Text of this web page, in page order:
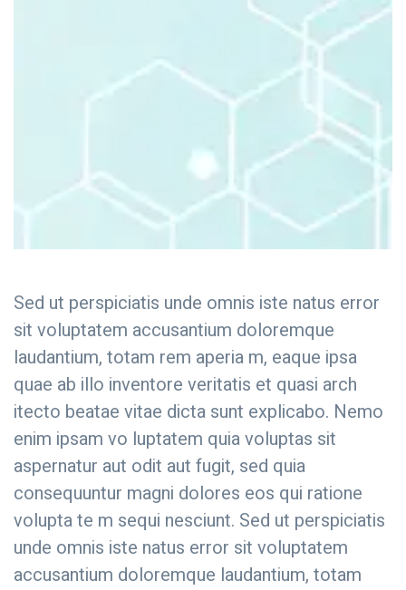
Sed ut perspiciatis unde omnis iste natus error
sit voluptatem accusantium doloremque
laudantium, totam rem aperia m, eaque ipsa
quae ab illo inventore veritatis et quasi arch
itecto beatae vitae dicta sunt explicabo. Nemo
enim ipsam vo luptatem quia voluptas sit
aspernatur aut odit aut fugit, sed quia
consequuntur magni dolores eos qui ratione
volupta te m sequi nesciunt. Sed ut perspiciatis
unde omnis iste natus error sit voluptatem
accusantium doloremque laudantium, totam